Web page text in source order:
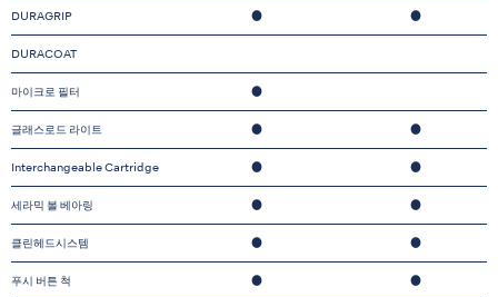
DURAGRIP
DURACOAT
마이크로 필터
글래스로드 라이트
Interchangeable Cartridge
세라믹 볼 베아링
클린헤드시스템
푸시 버튼 척
●
●
●
●
●
●
●
●
●
●
●
●
●